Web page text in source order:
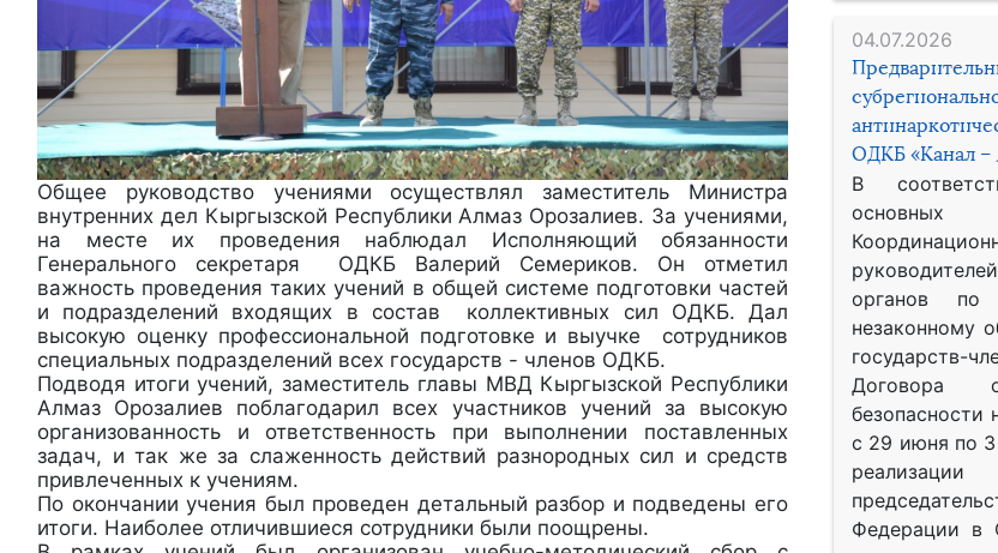
04.07.2026
ОДКБ «Канал –
В
основных
органов по
незаконному
государств-
Договора
безопасности
с 29 июня по 3
Федерации в
Общее руководство учениями осуществлял заместитель Министра
внутренних дел Кыргызской Республики Алмаз Орозалиев. За учениями,
на месте их проведения наблюдал Исполняющий обязанности
Генерального секретаря ОДКБ Валерий Семериков. Он отметил
важность проведения таких учений в общей системе подготовки частей
и подразделений входящих в состав коллективных сил ОДКБ. Дал
высокую оценку профессиональной подготовке и выучке сотрудников
специальных подразделений всех государств - членов ОДКБ.
Подводя итоги учений, заместитель главы МВД Кыргызской Республики
Алмаз Орозалиев поблагодарил всех участников учений за высокую
организованность и ответственность при выполнении поставленных
задач, и так же за слаженность действий разнородных сил и средств
привлеченных к учениям.
По окончании учения был проведен детальный разбор и подведены его
итоги. Наиболее отличившиеся сотрудники были поощрены.